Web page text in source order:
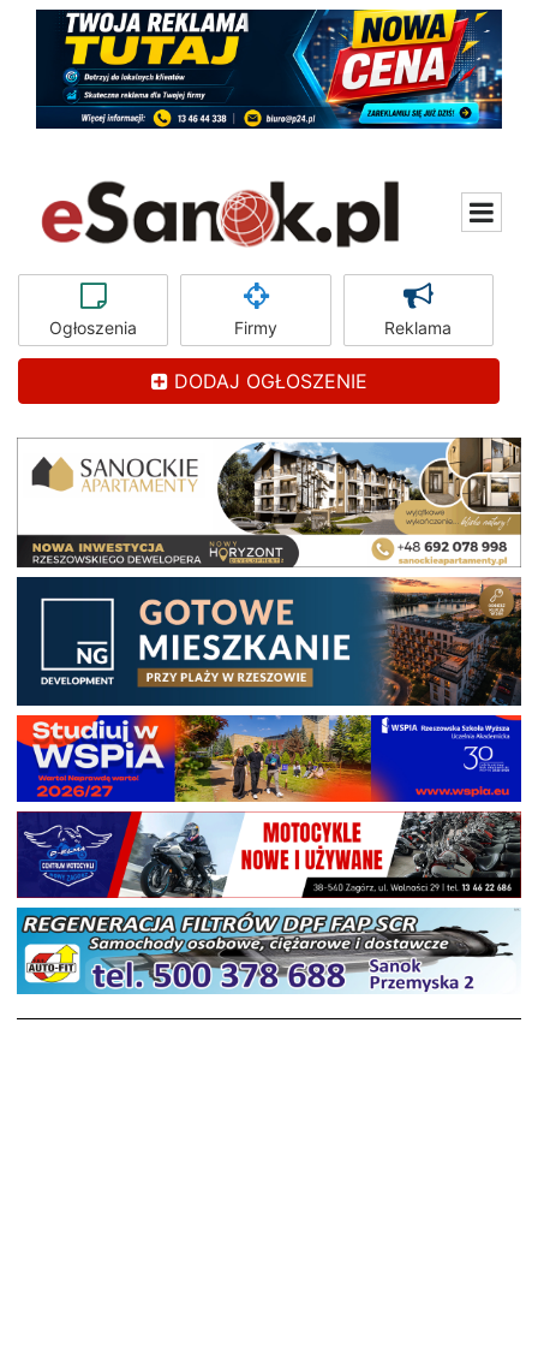
Ogłoszenia Firmy Reklama
DODAJ OGŁOSZENIE